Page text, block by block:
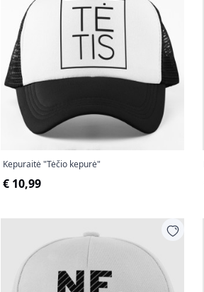
Kepuraitė "Tėčio kepurė"
€ 10,99